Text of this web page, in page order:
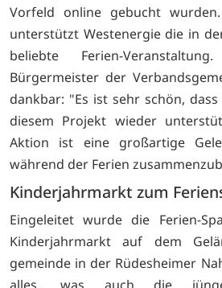
Vorfeld online gebucht
unterstützt Westenergie die in
beliebte Ferien-
Bürgermeister der
dankbar: "Es ist sehr schön,
diesem Projekt wieder
Aktion ist eine großartige
während der Ferien
Kinderjahrmarkt zum
Eingeleitet wurde die Ferien-
Kinderjahrmarkt auf dem
gemeinde in der Rüdesheimer